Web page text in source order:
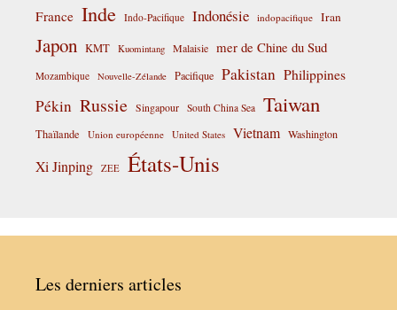
France Inde Indo-Pacifique Indonésie indopacifique Iran
Japon KMT Kuomintang Malaisie mer de Chine du Sud
Mozambique Nouvelle-Zélande Pacifique Pakistan Philippines
Pékin Russie Singapour South China Sea Taiwan
Thaïlande Union européenne United States Vietnam Washington
Xi Jinping ZEE États-Unis
Les derniers articles